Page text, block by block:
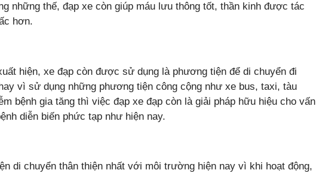
những thế, đạp xe còn giúp máu lưu thông tốt, thần kinh được tác
hơn.
hiện, xe đạp còn được sử dụng là phương tiện để di chuyển đi
vì sử dụng những phương tiện công cộng như xe bus, taxi, tàu
bệnh gia tăng thì việc đạp xe đạp còn là giải pháp hữu hiệu cho vấn
diễn biến phức tạp như hiện nay.
di chuyển thân thiện nhất với môi trường hiện nay vì khi hoạt động,